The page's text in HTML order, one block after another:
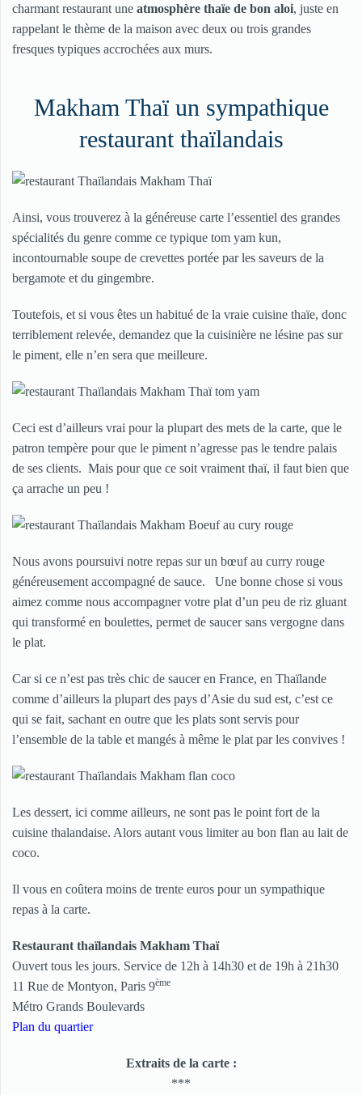
charmant restaurant une atmosphère thaïe de bon aloi, juste en
rappelant le thème de la maison avec deux ou trois grandes
fresques typiques accrochées aux murs.
Makham Thaï un sympathique
restaurant thaïlandais
Ainsi, vous trouverez à la généreuse carte l’essentiel des grandes
spécialités du genre comme ce typique tom yam kun,
incontournable soupe de crevettes portée par les saveurs de la
bergamote et du gingembre.
Toutefois, et si vous êtes un habitué de la vraie cuisine thaïe, donc
terriblement relevée, demandez que la cuisinière ne lésine pas sur
le piment, elle n’en sera que meilleure.
Ceci est d’ailleurs vrai pour la plupart des mets de la carte, que le
patron tempère pour que le piment n’agresse pas le tendre palais
de ses clients. Mais pour que ce soit vraiment thaï, il faut bien que
ça arrache un peu !
Nous avons poursuivi notre repas sur un bœuf au curry rouge
généreusement accompagné de sauce. Une bonne chose si vous
aimez comme nous accompagner votre plat d’un peu de riz gluant
qui transformé en boulettes, permet de saucer sans vergogne dans
le plat.
Car si ce n’est pas très chic de saucer en France, en Thaïlande
comme d’ailleurs la plupart des pays d’Asie du sud est, c’est ce
qui se fait, sachant en outre que les plats sont servis pour
l’ensemble de la table et mangés à même le plat par les convives !
Les dessert, ici comme ailleurs, ne sont pas le point fort de la
cuisine thalandaise. Alors autant vous limiter au bon flan au lait de
coco.
Il vous en coûtera moins de trente euros pour un sympathique
repas à la carte.
Restaurant thaïlandais Makham Thaï
Ouvert tous les jours. Service de 12h à 14h30 et de 19h à 21h30
11 Rue de Montyon, Paris 9ème
Métro Grands Boulevards
Plan du quartier
Extraits de la carte :
***